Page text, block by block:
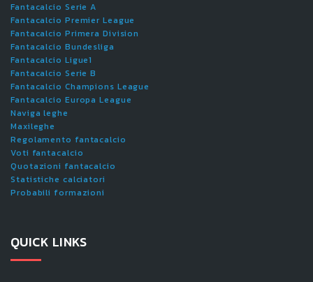
Fantacalcio Serie A
Fantacalcio Premier League
Fantacalcio Primera Division
Fantacalcio Bundesliga
Fantacalcio Ligue1
Fantacalcio Serie B
Fantacalcio Champions League
Fantacalcio Europa League
Naviga leghe
Maxileghe
Regolamento fantacalcio
Voti fantacalcio
Quotazioni fantacalcio
Statistiche calciatori
Probabili formazioni
QUICK LINKS